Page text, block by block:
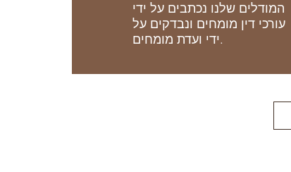
המודלים שלנו נכתבים על ידי
עורכי דין מומחים ונבדקים על
ידי ועדת מומחים.